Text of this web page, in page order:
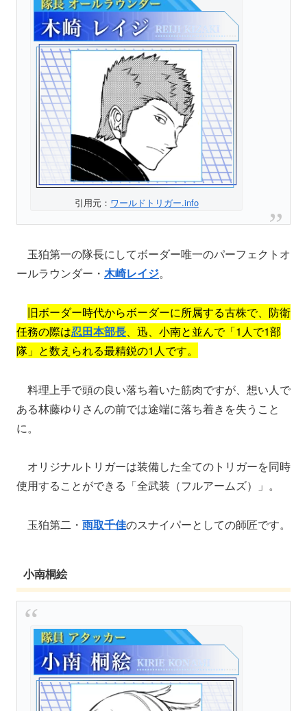
引用元： ワールドトリガー.info
玉狛第一の隊長にしてボーダー唯一のパーフェクトオ
ールラウンダー・ 木崎レイジ。
旧ボーダー時代からボーダーに所属する古株で、防衛
任務の際は忍田本部長、迅、小南と並んで「1人で1部
隊」と数えられる最精鋭の1人です。
料理上手で頭の良い落ち着いた筋肉ですが、想い人で
ある林藤ゆりさんの前では途端に落ち着きを失うこと
に。
オリジナルトリガーは装備した全てのトリガーを同時
使用することができる「全武装（フルアームズ）」。
玉狛第二・ 雨取千佳のスナイパーとしての師匠です。
小南桐絵